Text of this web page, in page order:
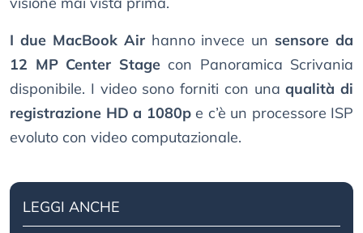
I due MacBook Airhanno invece un sensore da
12 MP Center Stagecon Panoramica Scrivania
disponibile. I video sono forniti con unaqualità di
registrazione HD a 1080pe c’è un processore ISP
evoluto con video computazionale.
LEGGI ANCHE